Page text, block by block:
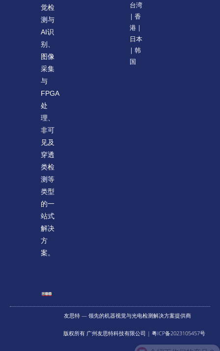
觉检
测与
AI识
别、
图像
采集
与
FPGA
处
理、
非可
见及
穿透
类检
测等
类型
的一
站式
解决
方
案。
台湾
| 香
港 |
日本
| 韩
国
友思特 — 领先的机器视觉与光电检测解决方案提供商
版权所有 广州友思特科技有限公司 | 粤ICP备2023105457号